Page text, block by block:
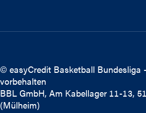
© easyCredit Basketball Bundesliga
vorbehalten
BBL GmbH, Am Kabellager 11-13,
(Mülheim)